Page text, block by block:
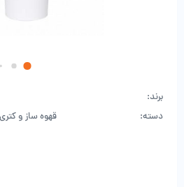
برند:
دسته:
قهوه ساز و